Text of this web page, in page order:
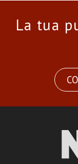
La tua